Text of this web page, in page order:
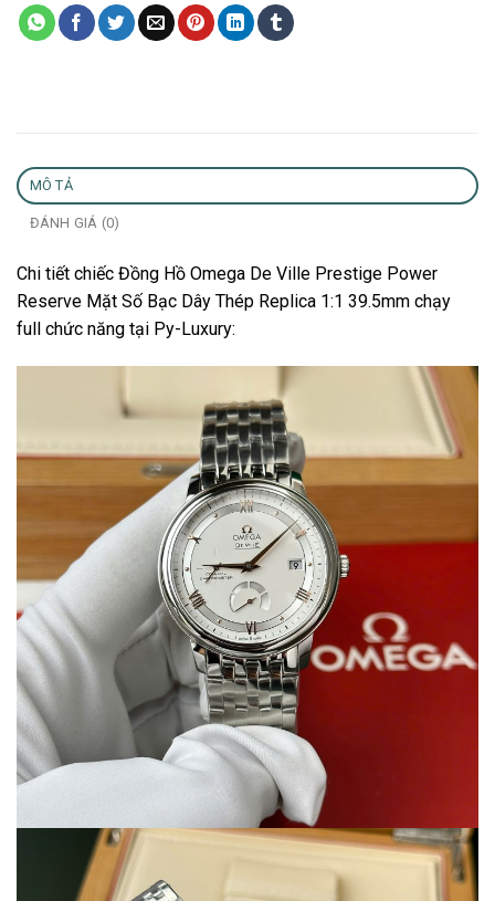
MÔ TẢ
ĐÁNH GIÁ (0)
Chi tiết chiếc Đồng Hồ Omega De Ville Prestige Power
Reserve Mặt Số Bạc Dây Thép Replica 1:1 39.5mm chạy
full chức năng tại Py-Luxury: